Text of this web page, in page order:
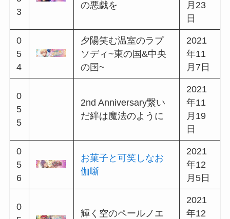
0
4
3
1.5 Anniversaryキャン
2021
年5月
21日
0
4
4
ローレライの涙は湖
に溶けて
2021
年6月
3日
0
4
5
騎士と信義のコンチ
ェルト~中央の国&東
2021
年6月
17日
0
4
6
零れた夢のステラー
ト
2021
年7月
7日
4
プソディ~西の国&南
2021
年7月